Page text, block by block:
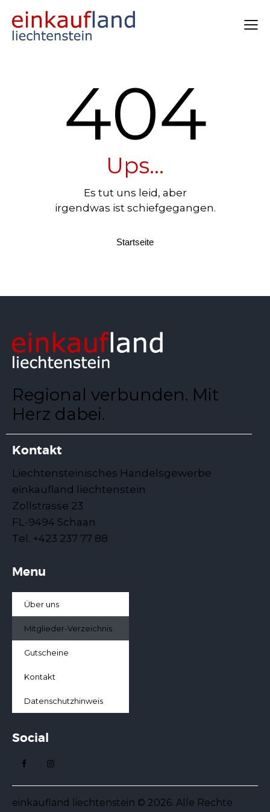
404
Ups...
Es tut uns leid, aber
irgendwas ist schiefgegangen.
Startseite
Regional verbunden. Mit
Herz dabei.
Kontakt
Liechtensteinisches Handelsgewerbe
einkaufland liechtenstein
Zollstrasse 23
FL-9494 Schaan
Tel. +423 237 77 88
Menu
Über uns
Mitglieder-Verzeichnis
Gutscheine
Kontakt
Datenschutzhinweis
Social
einkaufland liechtenstein © 2026. Alle Rechte